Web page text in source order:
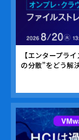
【エンタープラ
の分散”をどう解